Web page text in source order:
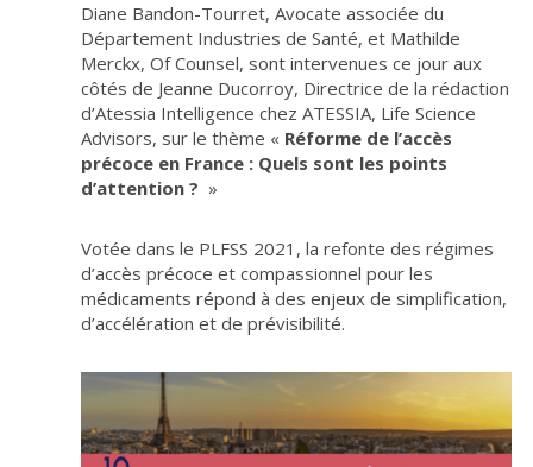
Diane Bandon-Tourret, Avocate associée du
Département Industries de Santé, et Mathilde
Merckx, Of Counsel, sont intervenues ce jour aux
côtés de Jeanne Ducorroy, Directrice de la rédaction
d’Atessia Intelligence chez ATESSIA, Life Science
Advisors, sur le thème « Réforme de l’accès
précoce en France : Quels sont les points
d’attention ? »
Votée dans le PLFSS 2021, la refonte des régimes
d’accès précoce et compassionnel pour les
médicaments répond à des enjeux de simplification,
d’accélération et de prévisibilité.